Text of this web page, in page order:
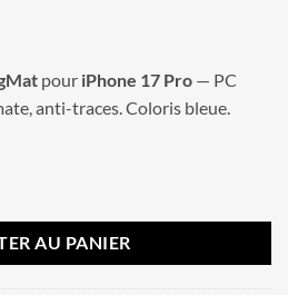
pour iPhone 17 Pro — PC
anti-traces. Coloris bleue.
AU PANIER